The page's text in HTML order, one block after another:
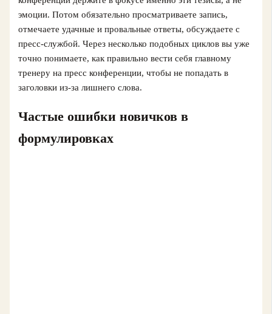
эмоции. Потом обязательно просматриваете запись,
отмечаете удачные и провальные ответы, обсуждаете с
пресс-службой. Через несколько подобных циклов вы уже
точно понимаете, как правильно вести себя главному
тренеру на пресс конференции, чтобы не попадать в
заголовки из-за лишнего слова.
Частые ошибки новичков в
формулировках